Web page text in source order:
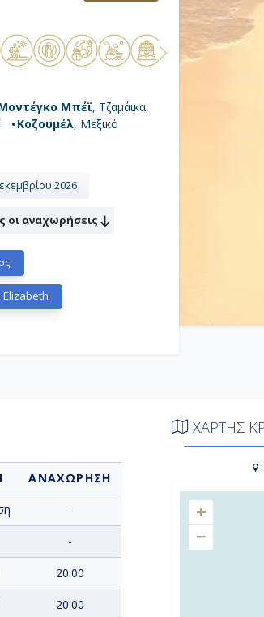
Μπέϊ, Τζαμάικα
Κοζουμέλ, Μεξικό
2026
οι αναχωρήσεις
ΑΝΑΧΩΡΗΣΗ
-
-
20:00
20:00
ΧΑΡΤΗΣ
+
−